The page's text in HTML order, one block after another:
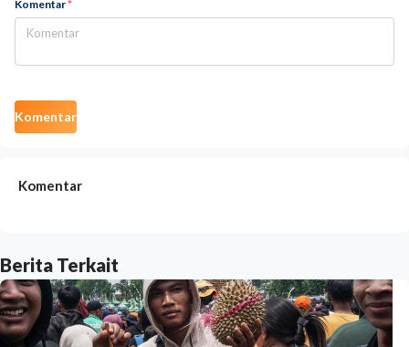
Komentar*
Komentar
Komentar
Berita Terkait